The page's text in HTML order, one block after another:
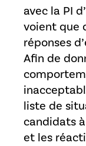
avec la PI
voient que
réponses
Afin de
liste de
candidats
et les